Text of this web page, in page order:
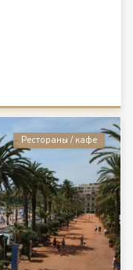
Рестораны / кафе